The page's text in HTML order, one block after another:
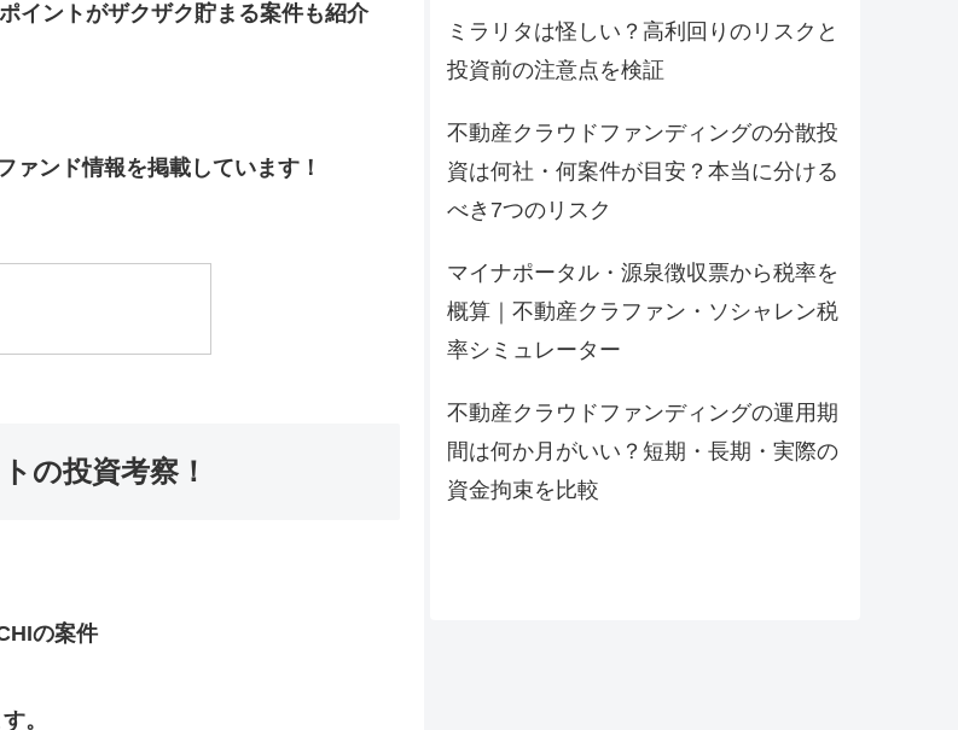
イントがザクザク貯まる案件も紹介
ンド情報を掲載しています！
の投資考察！
の案件
。
ミラリタは怪しい？高利回りのリスクと
投資前の注意点を検証
不動産クラウドファンディングの分散投
資は何社・何案件が目安？本当に分ける
べき7つのリスク
マイナポータル・源泉徴収票から税率を
概算｜不動産クラファン・ソシャレン税
率シミュレーター
不動産クラウドファンディングの運用期
間は何か月がいい？短期・長期・実際の
資金拘束を比較